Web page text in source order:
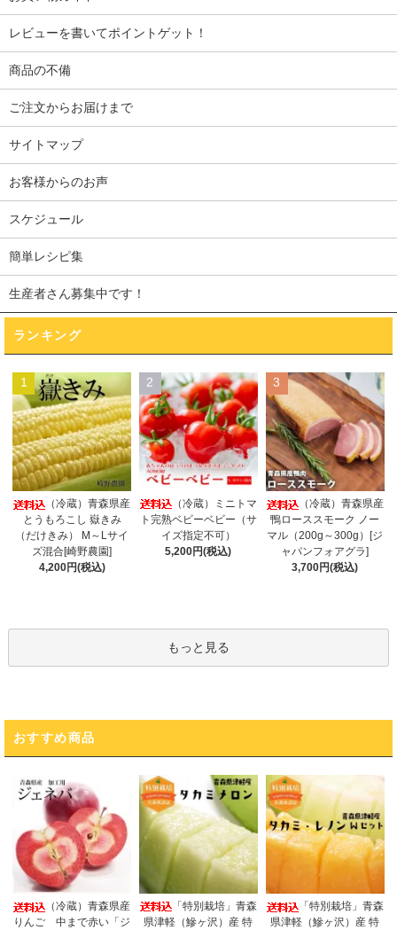
レビューを書いてポイントゲット！
商品の不備
ご注文からお届けまで
サイトマップ
お客様からのお声
スケジュール
簡単レシピ集
生産者さん募集中です！
ランキング
1
（冷蔵）青森県産
とうもろこし 嶽きみ
（だけきみ） M～Lサイ
ズ混合[崎野農園]
4,200円(税込)
2
（冷蔵）ミニトマ
ト完熟ベビーベビー（サ
イズ指定不可）
5,200円(税込)
3
（冷蔵）青森県産
鴨ローススモーク ノー
マル（200g～300g）[ジ
ャパンフォアグラ]
3,700円(税込)
もっと見る
おすすめ商品
（冷蔵）青森県産
りんご 中まで赤い「ジ
「特別栽培」青森
県津軽（鰺ヶ沢）産 特
「特別栽培」青森
県津軽（鰺ヶ沢）産 特